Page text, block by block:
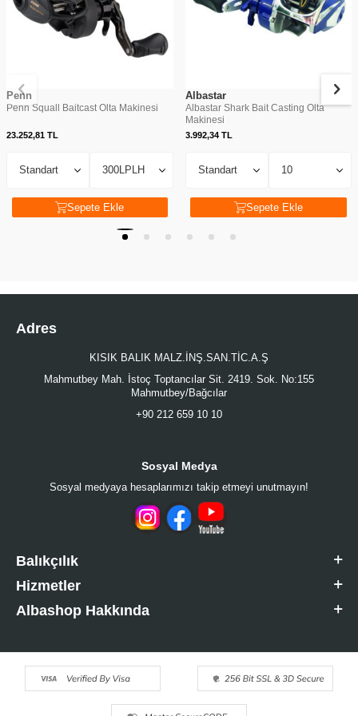
Penn
Penn Squall Baitcast Olta Makinesi
23.252,81 TL
Sepete Ekle
Albastar
Albastar Shark Bait Casting Olta
Makinesi
3.992,34TL
Sepete Ekle
Adres
KISIK BALIK MALZ.İNŞ.SAN.TİC.A.Ş
Mahmutbey Mah. İstoç Toptancılar Sit. 2419. Sok. No:155
Mahmutbey/Bağcılar
+90 212 659 10 10
Sosyal Medya
Sosyal medyaya hesaplarımızı takip etmeyi unutmayın!
Balıkçılık
Hizmetler
Albashop Hakkında